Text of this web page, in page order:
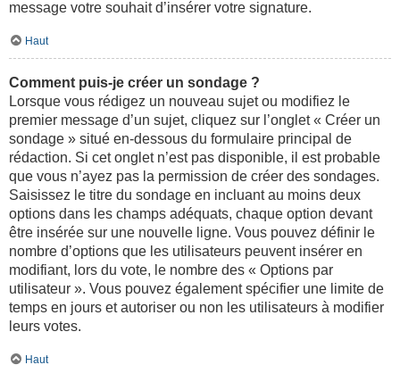
message votre souhait d’insérer votre signature.
Haut
Comment puis-je créer un sondage ?
Lorsque vous rédigez un nouveau sujet ou modifiez le
premier message d’un sujet, cliquez sur l’onglet « Créer un
sondage » situé en-dessous du formulaire principal de
rédaction. Si cet onglet n’est pas disponible, il est probable
que vous n’ayez pas la permission de créer des sondages.
Saisissez le titre du sondage en incluant au moins deux
options dans les champs adéquats, chaque option devant
être insérée sur une nouvelle ligne. Vous pouvez définir le
nombre d’options que les utilisateurs peuvent insérer en
modifiant, lors du vote, le nombre des « Options par
utilisateur ». Vous pouvez également spécifier une limite de
temps en jours et autoriser ou non les utilisateurs à modifier
leurs votes.
Haut